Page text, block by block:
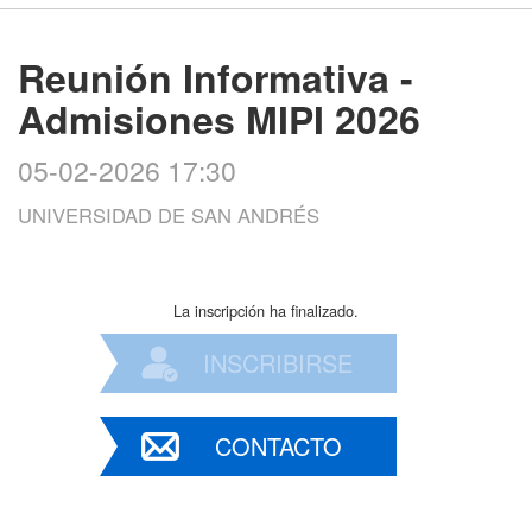
Reunión Informativa -
Admisiones MIPI 2026
05-02-2026 17:30
UNIVERSIDAD DE SAN ANDRÉS
La inscripción ha finalizado.
INSCRIBIRSE
CONTACTO